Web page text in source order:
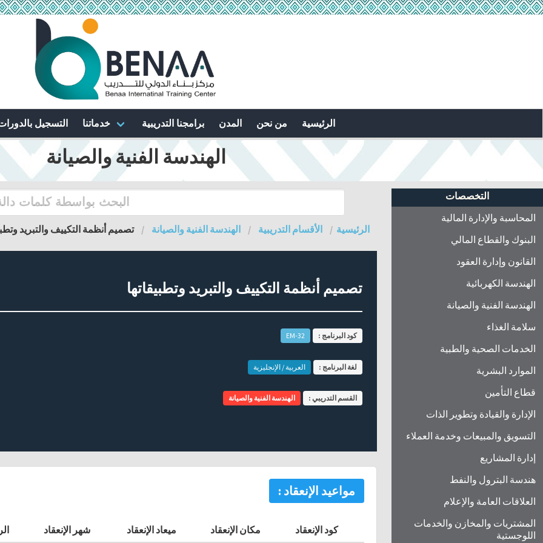
الرئيسية من نحن المدن برامجنا التدريبية خدماتنا التسجيل
الهندسة الفنية والصيانة
التخصصات
المحاسبة والإدارة المالية
البنوك والقطاع المالي
القانون وإدارة العقود
الهندسة الكهربائية
الهندسة الفنية والصيانة
سلامة الغذاء
الخدمات الصحية والطبية
الموارد البشرية
قطاع التأمين
الإدارة والقيادة وتطوير الذات
التسويق والمبيعات وخدمة العملاء
إدارة المشاريع
هندسة البترول والنفط
العلاقات العامة والإعلام
المشتريات والمخازن والخدمات
اللوجستية
الرئيسية الأقسام التدريبية الهندسة الفنية والصيانة تصميم أنظمة التكييف والتبريد
تصميم أنظمة التكييف والتبريد وتطبيقاتها
كود البرنامج : EM-32
لغة البرنامج : العربية / الإنجليزية
القسم التدريبي : الهندسة الفنية والصيانة
مواعيد الإنعقاد :
كود الإنعقاد مكان الإنعقاد ميعاد الإنعقاد شهر الإنعقاد